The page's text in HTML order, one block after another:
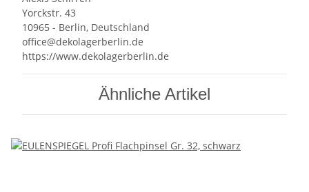
Yorckstr. 43
10965 - Berlin, Deutschland
office@dekolagerberlin.de
https://www.dekolagerberlin.de
Ähnliche Artikel